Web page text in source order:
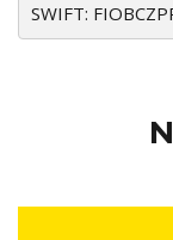
SWIFT: